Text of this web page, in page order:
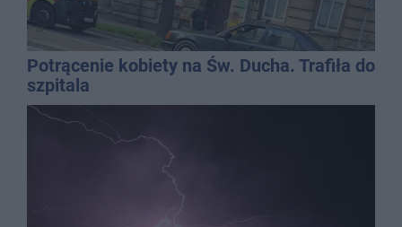
Potrącenie kobiety na Św. Ducha. Trafiła do
szpitala